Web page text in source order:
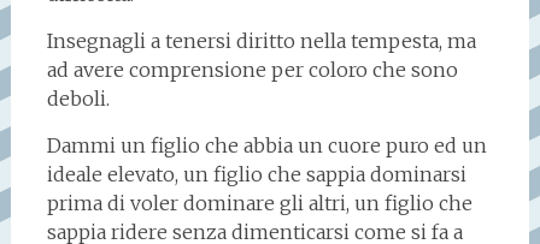
Insegnagli a tenersi diritto nella tempesta, ma
ad avere comprensione per coloro che sono
deboli.
Dammi un figlio che abbia un cuore puro ed un
ideale elevato, un figlio che sappia dominarsi
prima di voler dominare gli altri, un figlio che
sappia ridere senza dimenticarsi come si fa a